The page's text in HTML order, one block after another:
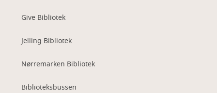
Give Bibliotek
Jelling Bibliotek
Nørremarken Bibliotek
Biblioteksbussen